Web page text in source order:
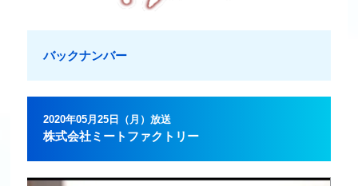
バックナンバー
2020年05月25日（月）放送
株式会社ミートファクトリー